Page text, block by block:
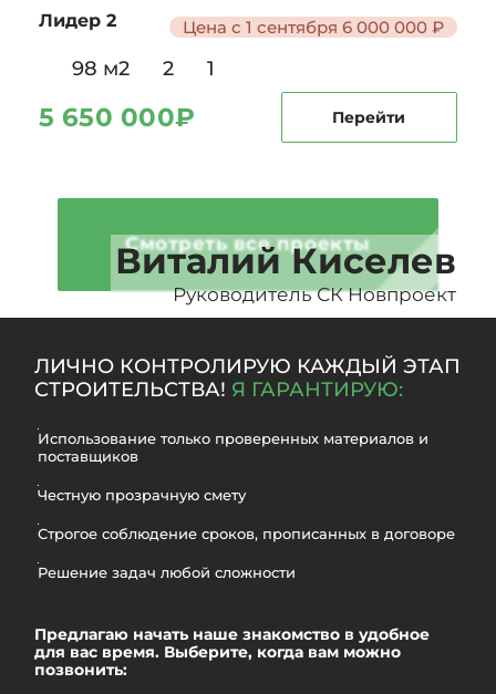
Лидер 2 Цена с 1 сентября 6 000 000 ₽
98 м2 2 1
5 650 000₽ Перейти
Смотреть все проекты
ЛИЧНО КОНТРОЛИРУЮ КАЖДЫЙ ЭТАП
СТРОИТЕЛЬСТВА! Я ГАРАНТИРУЮ:
Использование только проверенных материалов и
поставщиков
Честную прозрачную смету
Строгое соблюдение сроков, прописанных в договоре
Решение задач любой сложности
Предлагаю начать наше знакомство в удобное
для вас время. Выберите, когда вам можно
позвонить:
Виталий Киселев
Руководитель СК Новпроект